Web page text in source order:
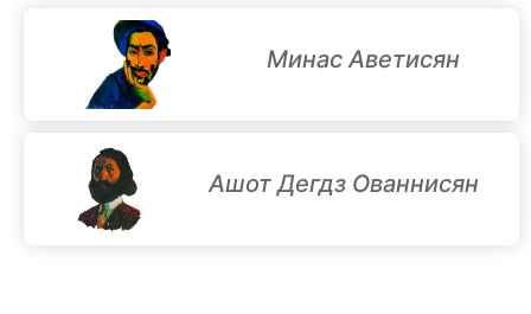
Минас Аветисян
Ашот Дегдз Ованнисян